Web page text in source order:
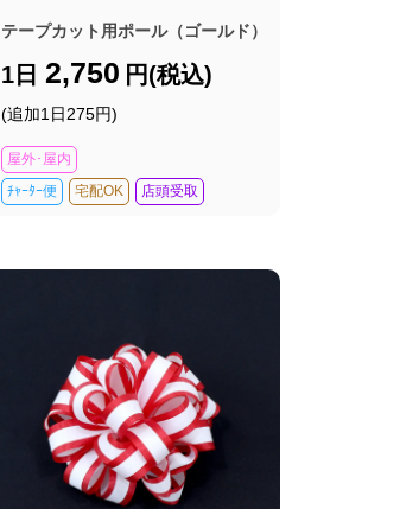
テープカット用ポール（ゴールド）
1日 2,750 円(税込)
(追加1日275円)
屋外･屋内
ﾁｬｰﾀｰ便
宅配OK 店頭受取